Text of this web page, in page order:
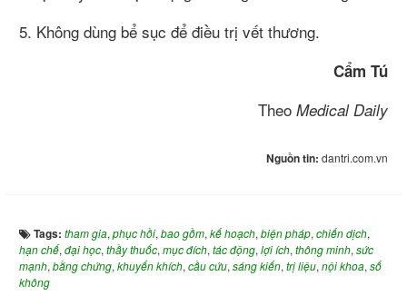
5. Không dùng bể sục để điều trị vết thương.
Cẩm Tú
Theo Medical Daily
Nguồn tin: dantri.com.vn
Tags: tham gia, phục hồi, bao gồm, kế hoạch, biện pháp, chiến dịch,
hạn chế, đại học, thầy thuốc, mục đích, tác động, lợi ích, thông minh, sức
mạnh, bằng chứng, khuyến khích, cầu cứu, sáng kiến, trị liệu, nội khoa, số
không